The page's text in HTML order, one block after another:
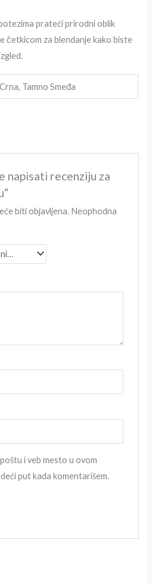
prateći prirodni oblik
četkicom za blendanje kako biste
Crna, Tamno Smeđa
napisati recenziju za
biti objavljena. Neophodna
i veb mesto u ovom
put kada komentarišem.